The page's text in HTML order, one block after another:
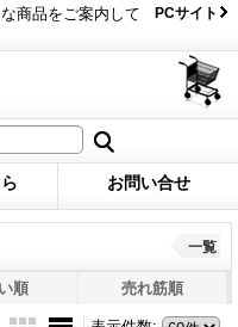
商品をご案内して
PCサイト
お問い合せ
一覧
順 売れ筋順